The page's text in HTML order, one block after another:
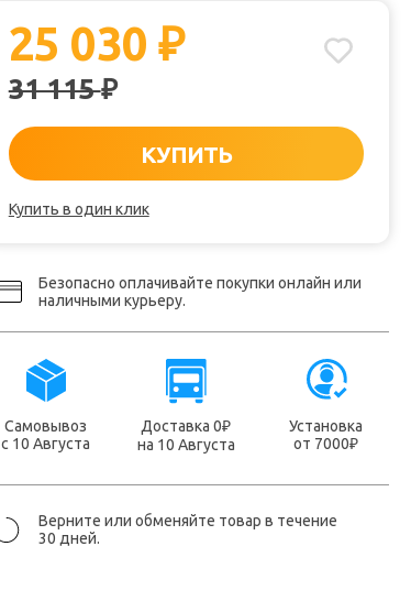
25 030₽
31 115₽
КУПИТЬ
Купить в один клик
Безопасно оплачивайте покупки онлайн или
наличными курьеру.
Самовывоз
с 10 Августа
Доставка 0₽
на 10 Августа
Установка
от 7000₽
Верните или обменяйте товар в течение
30 дней.